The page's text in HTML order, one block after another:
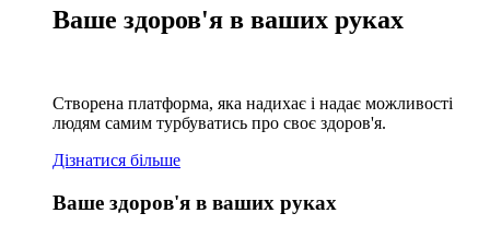
Ваше здоров'я в ваших руках
Створена платформа, яка надихає і надає можливості
людям самим турбуватись про своє здоров'я.
Дізнатися більше
Ваше здоров'я в ваших руках